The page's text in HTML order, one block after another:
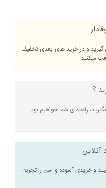
و در خرید های بعدی تخفیف
میکنید
؟
راهنمای شما خواهیم بود.
آنلاین
و خریدی آسوده و امن را تجربه